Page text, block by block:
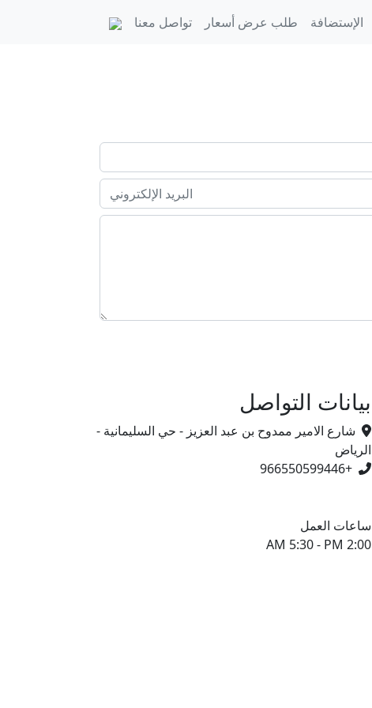
الإستضافة طلب عرض أسعار تواصل معنا
بيانات التواصل
شارع الامير ممدوح بن عبد العزيز - حي السليمانية -
الرياض
+966550599446
ساعات العمل
AM 5:30 - PM 2:00